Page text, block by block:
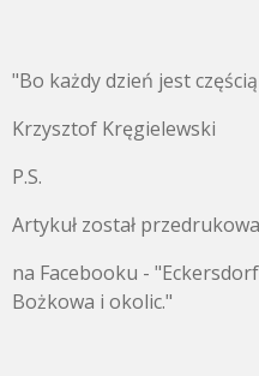
"Bo każdy dzień jest
Krzysztof Kręgielewski
P.S.
Artykuł został
na Facebooku -
Bożkowa i okolic."